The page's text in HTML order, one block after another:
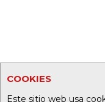
COOKIES
Este sitio web usa